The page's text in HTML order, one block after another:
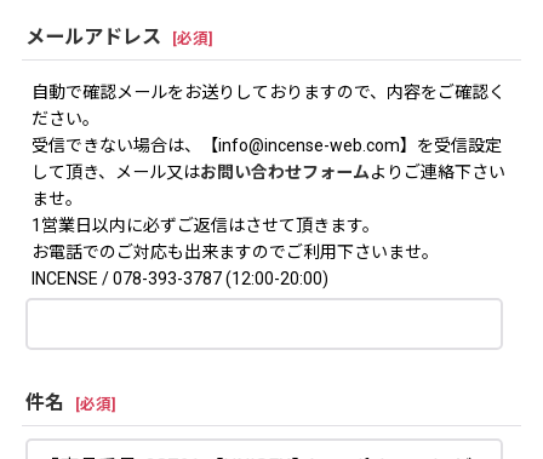
メールアドレス [必須]
自動で確認メールをお送りしておりますので、内容をご確認く
ださい。
受信できない場合は、【info@incense-web.com】を受信設定
して頂き、メール又はお問い合わせフォームよりご連絡下さい
ませ。
1営業日以内に必ずご返信はさせて頂きます。
お電話でのご対応も出来ますのでご利用下さいませ。
INCENSE / 078-393-3787 (12:00-20:00)
件名 [必須]